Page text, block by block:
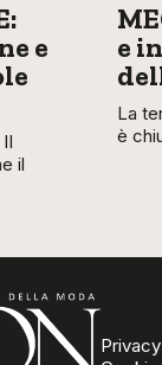
e
il
e
La
è